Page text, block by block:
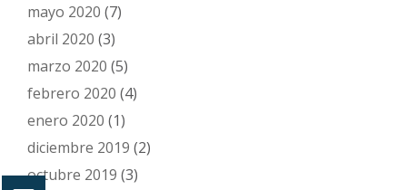
mayo 2020 (7)
abril 2020 (3)
marzo 2020 (5)
febrero 2020 (4)
enero 2020 (1)
diciembre 2019 (2)
octubre 2019 (3)